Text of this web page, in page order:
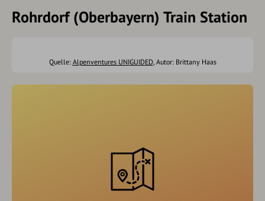
Rohrdorf (Oberbayern) Train Station
Quelle: Alpenventures UNIGUIDED, Autor: Brittany Haas